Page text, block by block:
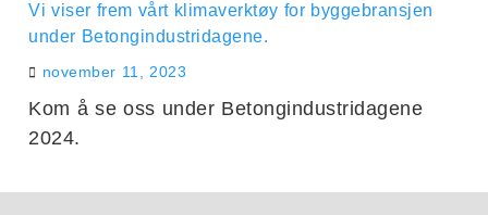
Vi viser frem vårt klimaverktøy for byggebransjen
under Betongindustridagene.
november 11, 2023
Kom å se oss under Betongindustridagene
2024.